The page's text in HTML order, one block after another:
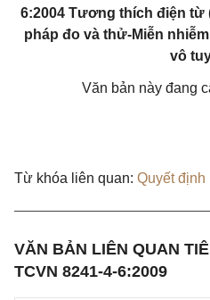
6:2004 Tương thích điện từ
pháp đo và thử-Miễn
vô
Văn bản này đang
Từ khóa liên quan: Quyết định
VĂN BẢN LIÊN QUAN
TCVN 8241-4-6:2009